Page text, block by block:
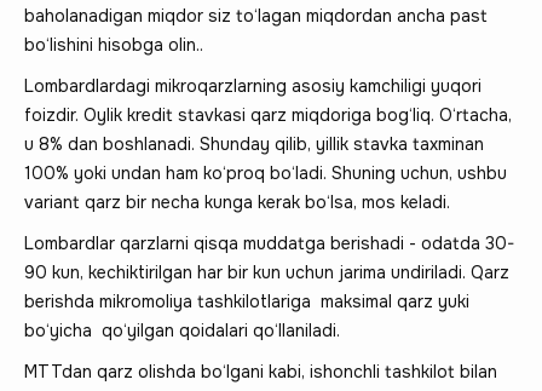
baholanadigan miqdor siz to‘lagan miqdordan ancha past
bo‘lishini hisobga olin..
Lombardlardagi mikroqarzlarning asosiy kamchiligi yuqori
foizdir. Oylik kredit stavkasi qarz miqdoriga bog‘liq. O‘rtacha,
u 8% dan boshlanadi. Shunday qilib, yillik stavka taxminan
100% yoki undan ham ko‘proq bo‘ladi. Shuning uchun, ushbu
variant qarz bir necha kunga kerak bo‘lsa, mos keladi.
Lombardlar qarzlarni qisqa muddatga berishadi - odatda 30-
90 kun, kechiktirilgan har bir kun uchun jarima undiriladi. Qarz
berishda mikromoliya tashkilotlariga maksimal qarz yuki
bo‘yicha qo‘yilgan qoidalari qo‘llaniladi.
MTTdan qarz olishda bo‘lgani kabi, ishonchli tashkilot bilan